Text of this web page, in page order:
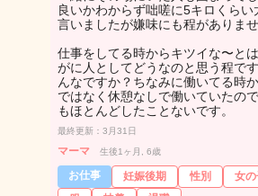
良いかわからず咄嗟に5キロくらい
言いましたが嫌味にも程がありま
仕事をしてる時からキツイな〜と
がに人としてどうなのと思う程で
んなですか？ちなみに働いてる時
ではなく休憩なしで働いていたの
もほとんどしたことないです。
最終更新：3月31日
マーマ 生後1ヶ月, 6歳
お仕事 妊娠後期 性別 女